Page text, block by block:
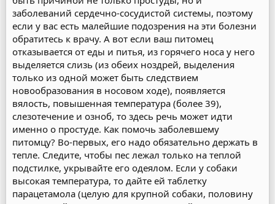
заболеваний сердечно-сосудистой системы, поэтому
если у вас есть малейшие подозрения на эти болезни
обратитесь к врачу. А вот если ваш питомец
отказывается от еды и питья, из горячего носа у него
выделяется слизь (из обеих ноздрей, выделения
только из одной может быть следствием
новообразования в носовом ходе), появляется
вялость, повышенная температура (более 39),
слезотечение и озноб, то здесь речь может идти
именно о простуде. Как помочь заболевшему
питомцу? Во-первых, его надо обязательно держать в
тепле. Следите, чтобы пес лежал только на теплой
подстилке, укрывайте его одеялом. Если у собаки
высокая температура, то дайте ей таблетку
парацетамола (целую для крупной собаки, половину